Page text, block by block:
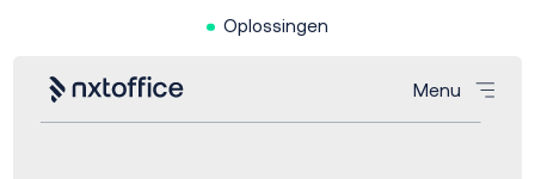
Oplossingen
Menu